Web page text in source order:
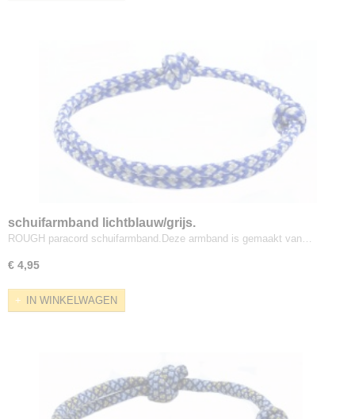
schuifarmband lichtblauw/grijs.
ROUGH paracord schuifarmband.Deze armband is gemaakt van…
€ 4,95
IN WINKELWAGEN